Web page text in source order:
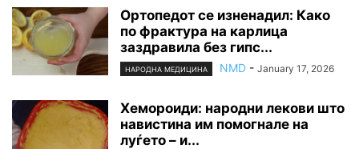
Ортопедот се изненадил: Како
по фрактура на карлица
заздравила без гипс...
НАРОДНА МЕДИЦИНА NMD - January 17, 2026
Хемороиди: народни лекови што
навистина им помогнале на
луѓето – и...